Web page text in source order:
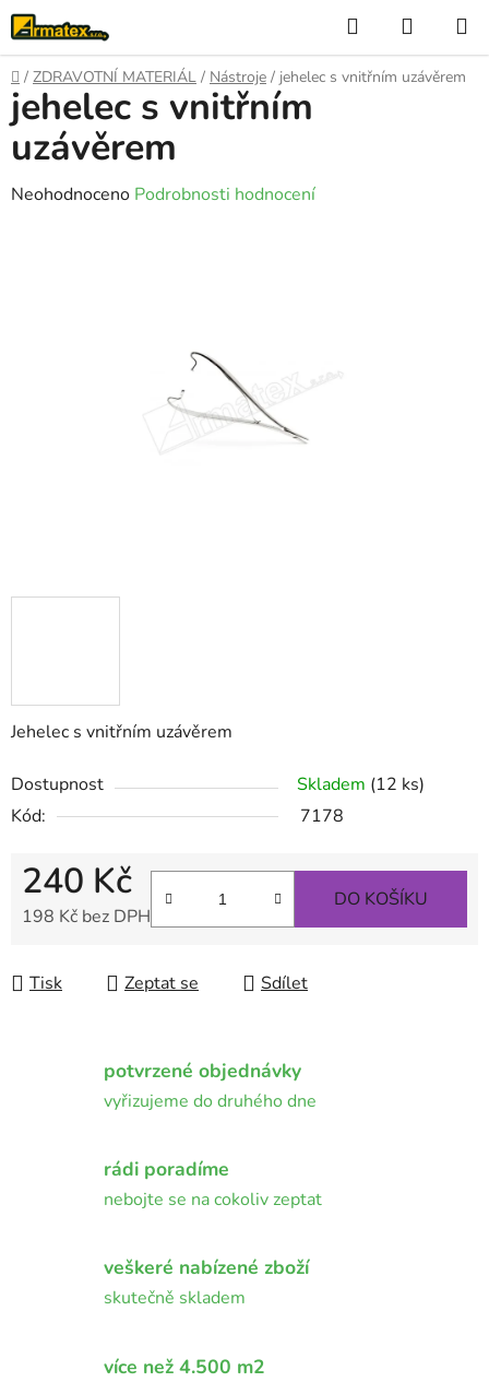
Přejít
na
obsah
Hledat
KOŠÍK
Domů
/ ZDRAVOTNÍ MATERIÁL / Nástroje / jehelec s vnitřním uzávěrem
Jehelec s vnitřním uzávěrem
Dostupnost Skladem (12 ks)
Kód:
7178
240 Kč
198 Kč bez DPH
DO KOŠÍKU
Tisk Zeptat se Sdílet
jehelec s vnitřním
uzávěrem
Průměrné
Neohodnoceno Podrobnosti hodnocení
potvrzené objednávky
vyřizujeme do druhého dne
rádi poradíme
nebojte se na cokoliv zeptat
veškeré nabízené zboží
skutečně skladem
více než 4.500 m2